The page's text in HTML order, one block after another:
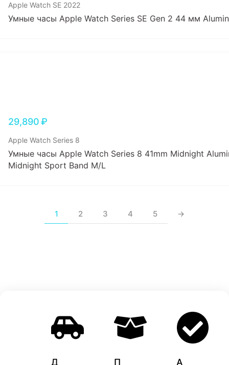
Apple Watch SE 2022
Умные часы Apple Watch Series SE Gen 2 44 мм
29,890₽
Apple Watch Series 8
Умные часы Apple Watch Series 8 41mm Midnight
Midnight Sport Band M/L
1 2 3 4 5 →
Д
П
A